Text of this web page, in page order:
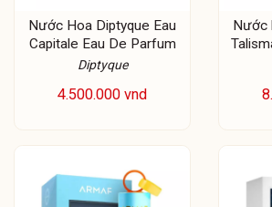
Nước Hoa Diptyque Eau
Capitale Eau De Parfum
Diptyque
4.500.000 vnd
Nước